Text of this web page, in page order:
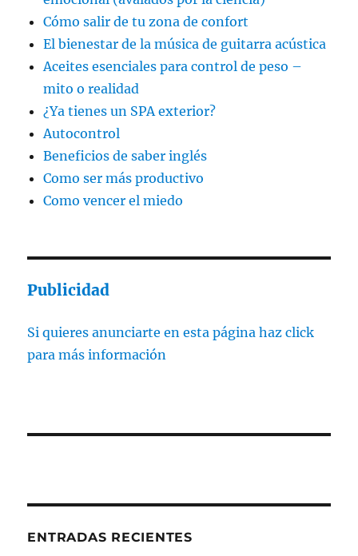
Cómo salir de tu zona de confort
El bienestar de la música de guitarra acústica
Aceites esenciales para control de peso –
mito o realidad
¿Ya tienes un SPA exterior?
Autocontrol
Beneficios de saber inglés
Como ser más productivo
Como vencer el miedo
Publicidad
Si quieres anunciarte en esta página haz click
para más información
ENTRADAS RECIENTES